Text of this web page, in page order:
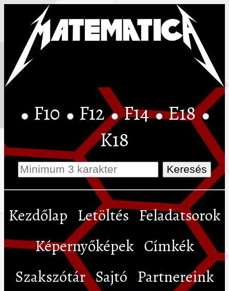
F10 F12 F14 E18
K18
Kezdőlap Letöltés Feladatsorok
Képernyőképek Címkék
Szakszótár Sajtó Partnereink